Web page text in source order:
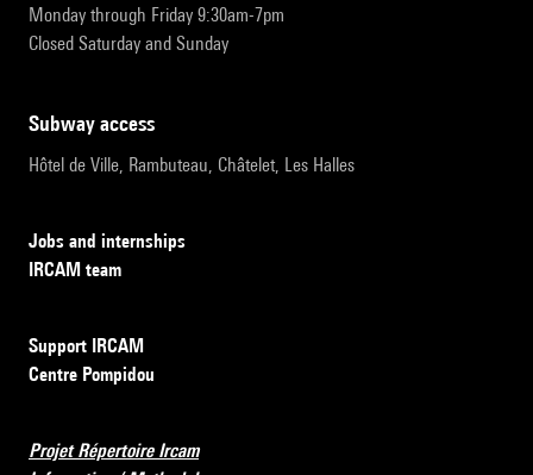
Monday through Friday 9:30am-7pm
Closed Saturday and Sunday
subway access
Hôtel de Ville, Rambuteau, Châtelet, Les Halles
Jobs and internships
IRCAM team
Support IRCAM
Centre Pompidou
Projet Répertoire Ircam